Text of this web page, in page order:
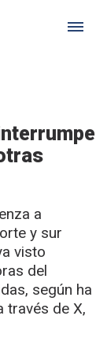
a
y sur
visto
del
según ha
través de X,